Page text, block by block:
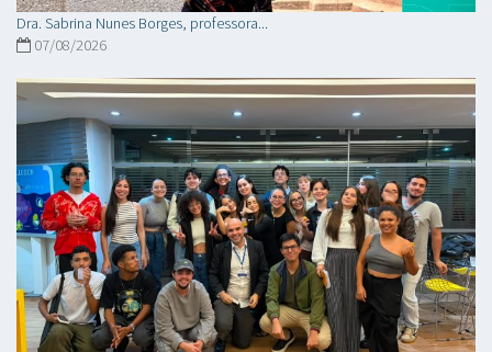
Dra. Sabrina Nunes Borges, professora...
07/08/2026